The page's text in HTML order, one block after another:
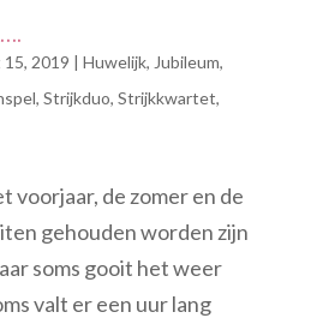
2019 | Huwelijk, Jubileum,
, Strijkduo, Strijkkwartet,
voorjaar, de zomer en de
gehouden worden zijn
soms gooit het weer
valt er een uur lang